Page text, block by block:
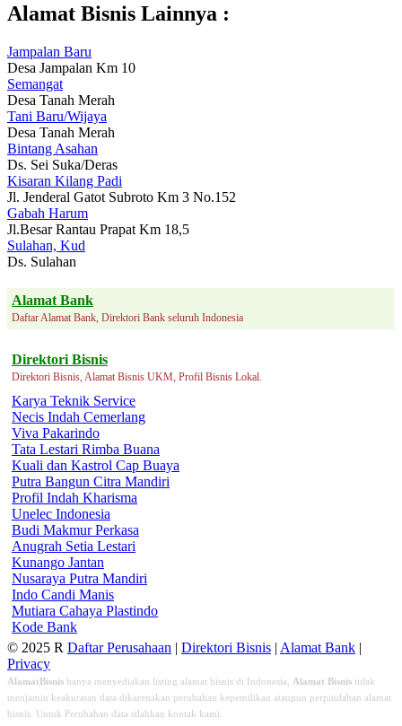
Alamat Bisnis Lainnya :
Jampalan Baru
Desa Jampalan Km 10
Semangat
Desa Tanah Merah
Tani Baru/Wijaya
Desa Tanah Merah
Bintang Asahan
Ds. Sei Suka/Deras
Kisaran Kilang Padi
Jl. Jenderal Gatot Subroto Km 3 No.152
Gabah Harum
Jl.Besar Rantau Prapat Km 18,5
Sulahan, Kud
Ds. Sulahan
Alamat Bank
Daftar Alamat Bank, Direktori Bank seluruh Indonesia
Direktori Bisnis
Direktori Bisnis, Alamat Bisnis UKM, Profil Bisnis Lokal.
Karya Teknik Service
Necis Indah Cemerlang
Viva Pakarindo
Tata Lestari Rimba Buana
Kuali dan Kastrol Cap Buaya
Putra Bangun Citra Mandiri
Profil Indah Kharisma
Unelec Indonesia
Budi Makmur Perkasa
Anugrah Setia Lestari
Kunango Jantan
Nusaraya Putra Mandiri
Indo Candi Manis
Mutiara Cahaya Plastindo
Kode Bank
© 2025 R Daftar Perusahaan | Direktori Bisnis | Alamat Bank |
Privacy
AlamatBisnis hanya menyediakan listing alamat bisnis di Indonesia, Alamat Bisnis tidak
menjamin keakuratan data dikarenakan perubahan kepemilikan ataupun perpindahan alamat
bisnis. Untuk Perubahan data silahkan kontak kami.